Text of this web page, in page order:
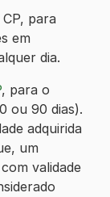
para
em
dia.
, para o
ou 90 dias).
adquirida
um
validade